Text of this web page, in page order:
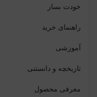
خودت بساز
راهنمای خرید
آموزشی
تاریخچه و دانستنی
معرفی محصول